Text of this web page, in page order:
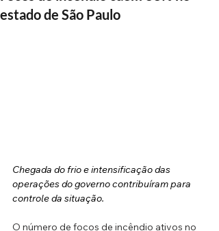
estado de São Paulo
Chegada do frio e intensificação das
operações do governo contribuíram para
controle da situação.
O número de focos de incêndio ativos no